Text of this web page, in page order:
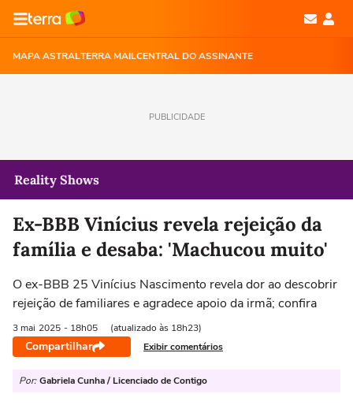
MAPA ASTRALTERRA MAILCENTRAL DO ASSINANTE
PUBLICIDADE
Reality Shows
Ex-BBB Vinícius revela rejeição da
família e desaba: 'Machucou muito'
O ex-BBB 25 Vinícius Nascimento revela dor ao descobrir
rejeição de familiares e agradece apoio da irmã; confira
3 mai 2025 - 18h05 (atualizado às 18h23)
Compartilhar Exibir comentários
Por: Gabriela Cunha / Licenciado de Contigo